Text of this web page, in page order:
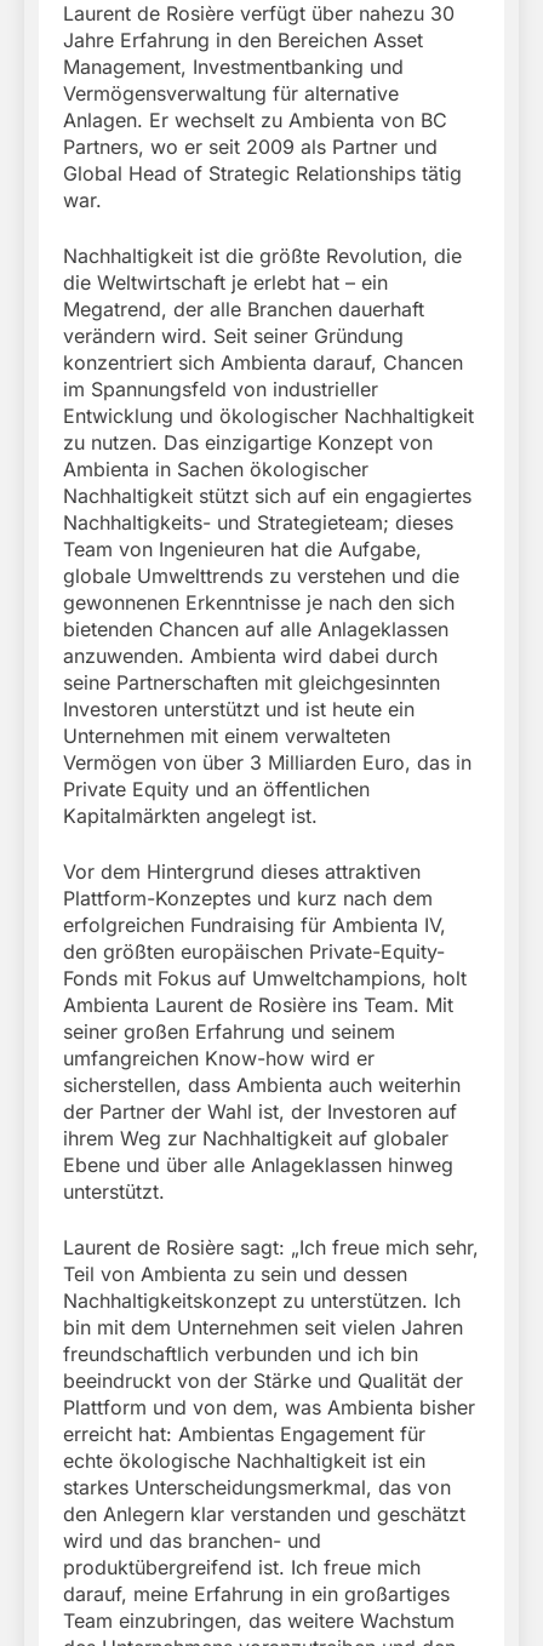
Laurent de Rosière verfügt über nahezu 30
Jahre Erfahrung in den Bereichen Asset
Management, Investmentbanking und
Vermögensverwaltung für alternative
Anlagen. Er wechselt zu Ambienta von BC
Partners, wo er seit 2009 als Partner und
Global Head of Strategic Relationships tätig
war.
Nachhaltigkeit ist die größte Revolution, die
die Weltwirtschaft je erlebt hat – ein
Megatrend, der alle Branchen dauerhaft
verändern wird. Seit seiner Gründung
konzentriert sich Ambienta darauf, Chancen
im Spannungsfeld von industrieller
Entwicklung und ökologischer Nachhaltigkeit
zu nutzen. Das einzigartige Konzept von
Ambienta in Sachen ökologischer
Nachhaltigkeit stützt sich auf ein engagiertes
Nachhaltigkeits- und Strategieteam; dieses
Team von Ingenieuren hat die Aufgabe,
globale Umwelttrends zu verstehen und die
gewonnenen Erkenntnisse je nach den sich
bietenden Chancen auf alle Anlageklassen
anzuwenden. Ambienta wird dabei durch
seine Partnerschaften mit gleichgesinnten
Investoren unterstützt und ist heute ein
Unternehmen mit einem verwalteten
Vermögen von über 3 Milliarden Euro, das in
Private Equity und an öffentlichen
Kapitalmärkten angelegt ist.
Vor dem Hintergrund dieses attraktiven
Plattform-Konzeptes und kurz nach dem
erfolgreichen Fundraising für Ambienta IV,
den größten europäischen Private-Equity-
Fonds mit Fokus auf Umweltchampions, holt
Ambienta Laurent de Rosière ins Team. Mit
seiner großen Erfahrung und seinem
umfangreichen Know-how wird er
sicherstellen, dass Ambienta auch weiterhin
der Partner der Wahl ist, der Investoren auf
ihrem Weg zur Nachhaltigkeit auf globaler
Ebene und über alle Anlageklassen hinweg
unterstützt.
Laurent de Rosière sagt: „Ich freue mich sehr,
Teil von Ambienta zu sein und dessen
Nachhaltigkeitskonzept zu unterstützen. Ich
bin mit dem Unternehmen seit vielen Jahren
freundschaftlich verbunden und ich bin
beeindruckt von der Stärke und Qualität der
Plattform und von dem, was Ambienta bisher
erreicht hat: Ambientas Engagement für
echte ökologische Nachhaltigkeit ist ein
starkes Unterscheidungsmerkmal, das von
den Anlegern klar verstanden und geschätzt
wird und das branchen- und
produktübergreifend ist. Ich freue mich
darauf, meine Erfahrung in ein großartiges
Team einzubringen, das weitere Wachstum